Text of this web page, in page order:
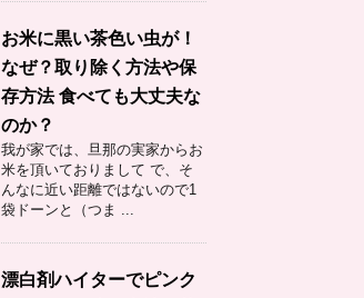
お米に黒い茶色い虫が！
なぜ？取り除く方法や保
存方法 食べても大丈夫な
のか？
我が家では、旦那の実家からお
米を頂いておりまして で、そ
んなに近い距離ではないので1
袋ドーンと（つま ...
漂白剤ハイターでピンク